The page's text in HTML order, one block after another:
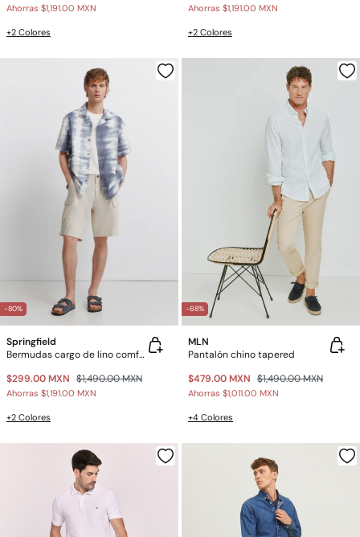
Ahorras $1,191.00 MXN
+2 Colores
Ahorras $1,191.00 MXN
+2 Colores
-80%
Springfield
Bermudas cargo de lino comfort fit
$299.00 MXN $1,490.00 MXN
Ahorras $1,191.00 MXN
+2 Colores
-68%
MLN
Pantalón chino tapered
$479.00 MXN $1,490.00 MXN
Ahorras $1,011.00 MXN
+4 Colores